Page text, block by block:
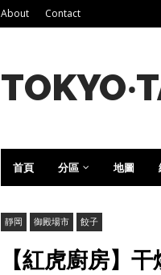
About Contact
首頁 分區 地圖
靜岡 御殿場市 餃子
【紅虎廚房】